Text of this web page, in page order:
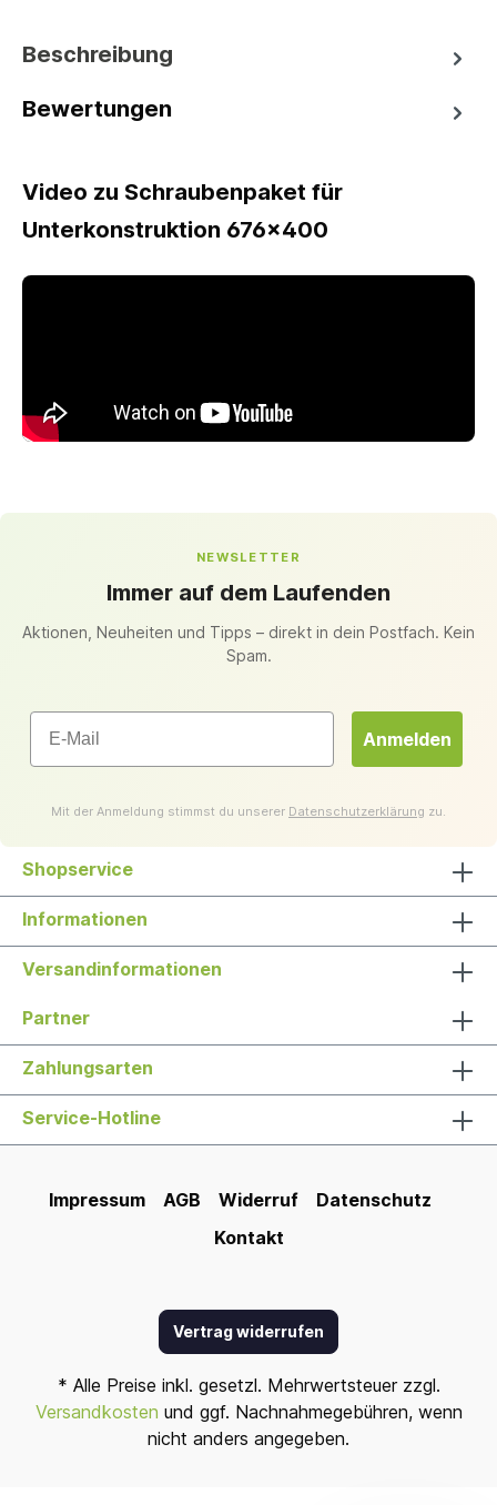
Beschreibung
Bewertungen
Video zu Schraubenpaket für
Unterkonstruktion 676x400
NEWSLETTER
Immer auf dem Laufenden
Aktionen, Neuheiten und Tipps – direkt in dein Postfach. Kein
Spam.
Email
Anmelden
Mit der Anmeldung stimmst du unserer Datenschutzerklärung zu.
Shopservice
Informationen
Versandinformationen
Partner
Zahlungsarten
Service-Hotline
Impressum AGB Widerruf
Datenschutz
Kontakt
Vertrag widerrufen
* Alle Preise inkl. gesetzl. Mehrwertsteuer zzgl.
Versandkosten und ggf. Nachnahmegebühren, wenn
nicht anders angegeben.